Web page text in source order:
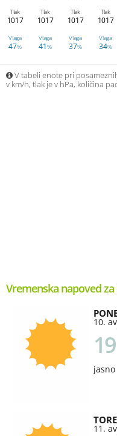
Tlak
1017
Tlak
1017
Tlak
1017
Tlak
1017
Vlaga
47%
Vlaga
41%
Vlaga
37%
Vlaga
34%
V tabeli enote pri
v km/h, tlak je v hPa, količina
Vremenska napoved za
10.
19
jasno
11.